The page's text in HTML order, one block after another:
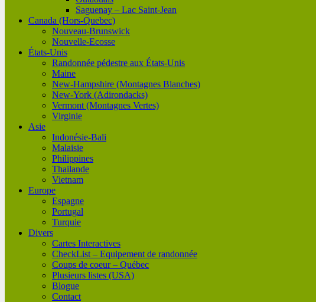
Saguenay – Lac Saint-Jean
Canada (Hors-Quebec)
Nouveau-Brunswick
Nouvelle-Ecosse
États-Unis
Randonnée pédestre aux États-Unis
Maine
New-Hampshire (Montagnes Blanches)
New-York (Adirondacks)
Vermont (Montagnes Vertes)
Virginie
Asie
Indonésie-Bali
Malaisie
Philippines
Thailande
Vietnam
Europe
Espagne
Portugal
Turquie
Divers
Cartes Interactives
CheckList – Equipement de randonnée
Coups de coeur – Québec
Plusieurs listes (USA)
Blogue
Contact